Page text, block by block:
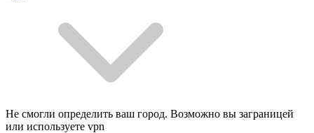
Не смогли определить ваш город. Возможно вы заграницей
или используете vpn